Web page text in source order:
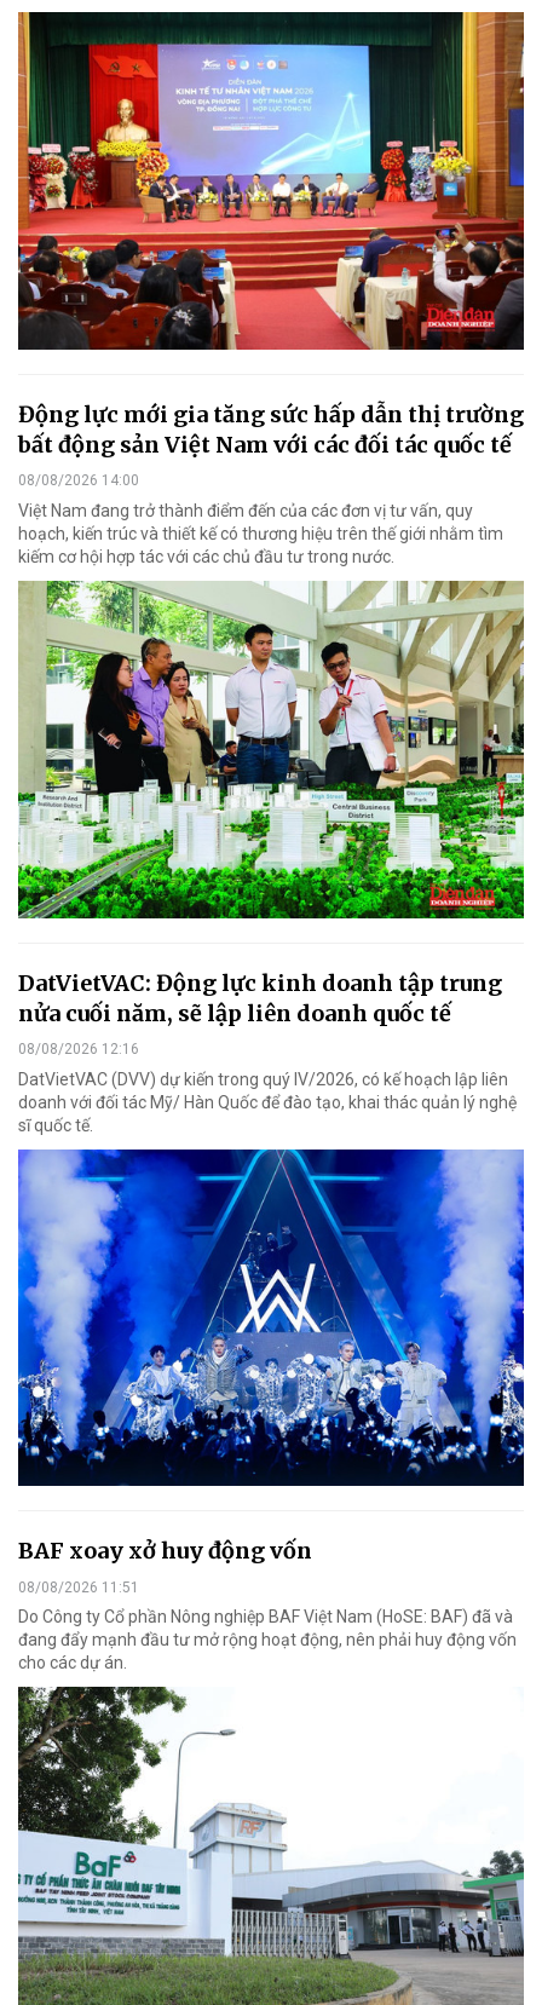
Động lực mới gia tăng sức hấp dẫn thị trường
bất động sản Việt Nam với các đối tác quốc tế
08/08/2026 14:00
Việt Nam đang trở thành điểm đến của các đơn vị tư vấn, quy
hoạch, kiến trúc và thiết kế có thương hiệu trên thế giới nhằm tìm
kiếm cơ hội hợp tác với các chủ đầu tư trong nước.
DatVietVAC: Động lực kinh doanh tập trung
nửa cuối năm, sẽ lập liên doanh quốc tế
08/08/2026 12:16
DatVietVAC (DVV) dự kiến trong quý IV/2026, có kế hoạch lập liên
doanh với đối tác Mỹ/ Hàn Quốc để đào tạo, khai thác quản lý nghệ
sĩ quốc tế.
BAF xoay xở huy động vốn
08/08/2026 11:51
Do Công ty Cổ phần Nông nghiệp BAF Việt Nam (HoSE: BAF) đã và
đang đẩy mạnh đầu tư mở rộng hoạt động, nên phải huy động vốn
cho các dự án.